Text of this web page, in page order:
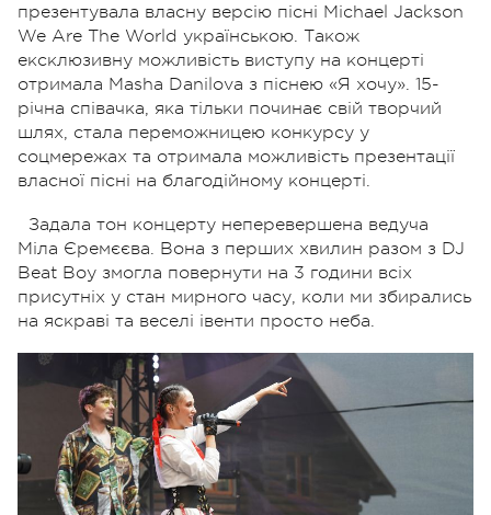
презентувала власну версію пісні Michael Jackson
We Are The World українською. Також
ексклюзивну можливість виступу на концерті
отримала Masha Danilova з піснею «Я хочу». 15-
річна співачка, яка тільки починає свій творчий
шлях, стала переможницею конкурсу у
соцмережах та отримала можливість презентації
власної пісні на благодійному концерті.
Задала тон концерту неперевершена ведуча
Міла Єремєєва. Вона з перших хвилин разом з DJ
Beat Boy змогла повернути на 3 години всіх
присутніх у стан мирного часу, коли ми збирались
на яскраві та веселі івенти просто неба.